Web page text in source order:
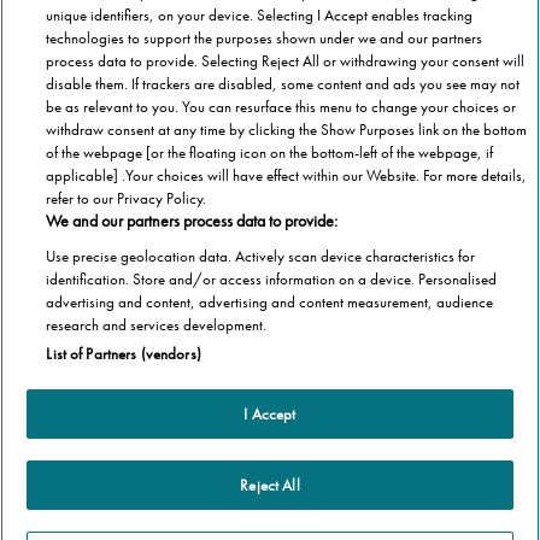
Categorie
Casa
Terza Età
Cookie Policy
Privacy Policy
Altre informazioni
unique identifiers, on your device. Selecting I Accept enables tracking
technologies to support the purposes shown under we and our partners
process data to provide. Selecting Reject All or withdrawing your consent will
disable them. If trackers are disabled, some content and ads you see may not
be as relevant to you. You can resurface this menu to change your choices or
withdraw consent at any time by clicking the Show Purposes link on the bottom
of the webpage [or the floating icon on the bottom-left of the webpage, if
applicable] .Your choices will have effect within our Website. For more details,
refer to our Privacy Policy.
We and our partners process data to provide:
Use precise geolocation data. Actively scan device characteristics for
identification. Store and/or access information on a device. Personalised
advertising and content, advertising and content measurement, audience
research and services development.
List of Partners (vendors)
I Accept
Reject All